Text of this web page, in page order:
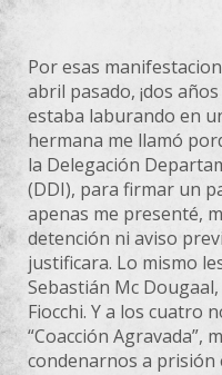
Por esas
abril pasado, ¡dos
estaba laburando en
hermana me llamó
la Delegación
(DDI), para firmar un
apenas me presenté,
detención ni aviso
justificara. Lo mismo
Sebastián Mc
Fiocchi. Y a los cuatro
“Coacción Agravada”,
condenarnos a prisión